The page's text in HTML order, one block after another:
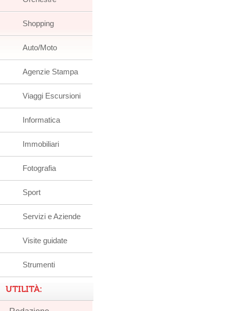
Shopping
Auto/Moto
Agenzie Stampa
Viaggi Escursioni
Informatica
Immobiliari
Fotografia
Sport
Servizi e Aziende
Visite guidate
Strumenti
UTILITÀ: